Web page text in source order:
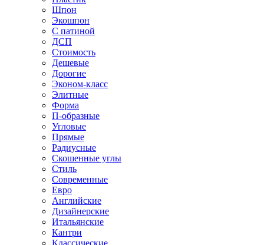
Шпон
Экошпон
С патиной
ДСП
Стоимость
Дешевые
Дорогие
Эконом-класс
Элитные
Форма
П-образные
Угловые
Прямые
Радиусные
Скошенные углы
Стиль
Современные
Евро
Английские
Дизайнерские
Итальянские
Кантри
Классические